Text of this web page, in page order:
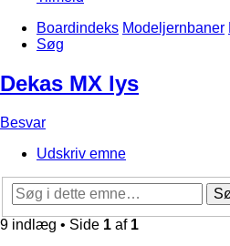
Boardindeks Modeljernbaner
Søg
Dekas MX lys
Besvar
Udskriv emne
9 indlæg • Side 1 af 1